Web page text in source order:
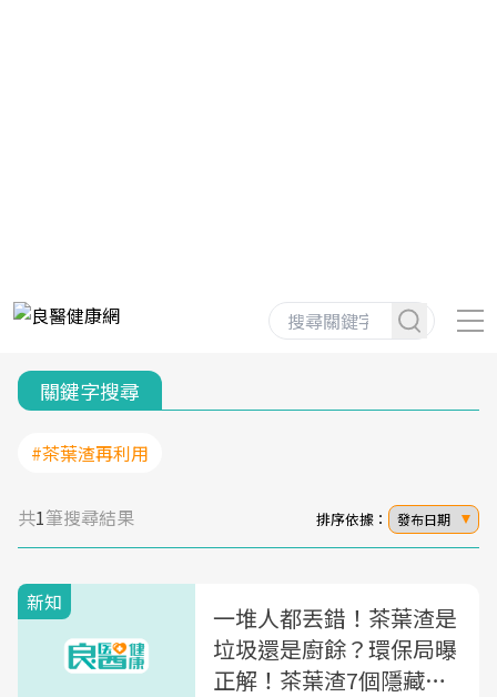
關鍵字搜尋
#茶葉渣再利用
共1筆搜尋結果 排序依據： 發布日期
新知
一堆人都丟錯！茶葉渣是
垃圾還是廚餘？環保局曝
正解！茶葉渣7個隱藏妙